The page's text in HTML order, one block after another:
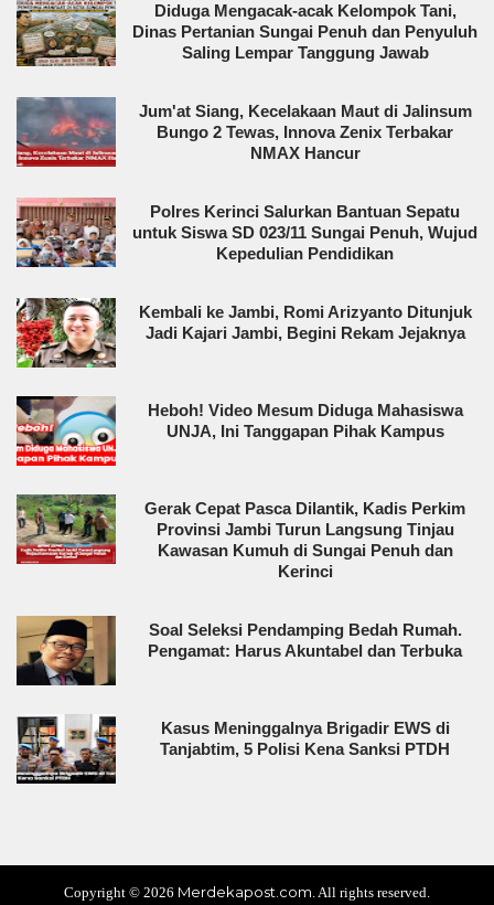
Diduga Mengacak-acak Kelompok Tani,
Dinas Pertanian Sungai Penuh dan Penyuluh
Saling Lempar Tanggung Jawab
Jum'at Siang, Kecelakaan Maut di Jalinsum
Bungo 2 Tewas, Innova Zenix Terbakar
NMAX Hancur
Polres Kerinci Salurkan Bantuan Sepatu
untuk Siswa SD 023/11 Sungai Penuh, Wujud
Kepedulian Pendidikan
Kembali ke Jambi, Romi Arizyanto Ditunjuk
Jadi Kajari Jambi, Begini Rekam Jejaknya
Heboh! Video Mesum Diduga Mahasiswa
UNJA, Ini Tanggapan Pihak Kampus
Gerak Cepat Pasca Dilantik, Kadis Perkim
Provinsi Jambi Turun Langsung Tinjau
Kawasan Kumuh di Sungai Penuh dan
Kerinci
Soal Seleksi Pendamping Bedah Rumah.
Pengamat: Harus Akuntabel dan Terbuka
Kasus Meninggalnya Brigadir EWS di
Tanjabtim, 5 Polisi Kena Sanksi PTDH
Copyright © 2026 Merdekapost.com. All rights reserved.